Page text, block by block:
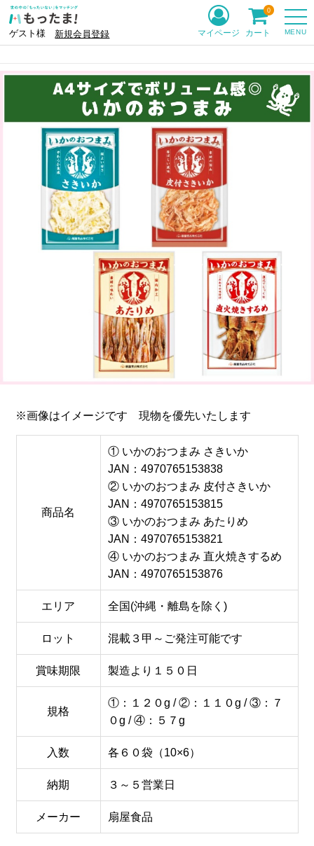
ゲスト様 新規会員登録 MENU
マイページ カート
0
※画像はイメージです 現物を優先いたします
商品名
① いかのおつまみ さきいか
JAN：4970765153838
② いかのおつまみ 皮付さきいか
JAN：4970765153815
③ いかのおつまみ あたりめ
JAN：4970765153821
④ いかのおつまみ 直火焼きするめ
JAN：4970765153876
エリア 全国(沖縄・離島を除く)
ロット 混載３甲～ご発注可能です
賞味期限 製造より１５０日
規格
①：１２０g / ②：１１０g / ③：７
０g / ④：５７g
入数 各６０袋（10×6）
納期 ３～５営業日
メーカー 扇屋食品